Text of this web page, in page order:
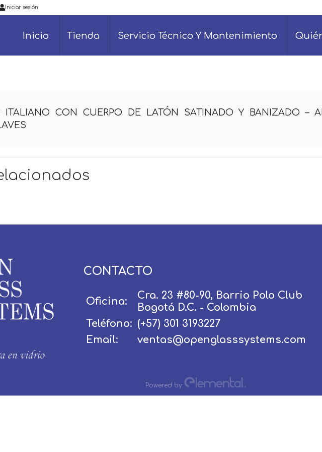
Iniciar sesión
Inicio Tienda Servicio Técnico Y Mantenimiento
ITALIANO CON CUERPO DE LATÓN SATINADO Y BANIZADO –
CONTACTO
Oficina:
Cra. 23 #80-90, Barrio Polo Club
Bogotá D.C. - Colombia
Teléfono: (+57) 301 3193227
Email:
ventas@openglasssystems.com
Powered by
Usuario / Email: